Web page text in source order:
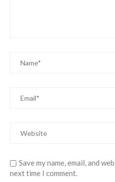
Save my name, email, and
next time I comment.